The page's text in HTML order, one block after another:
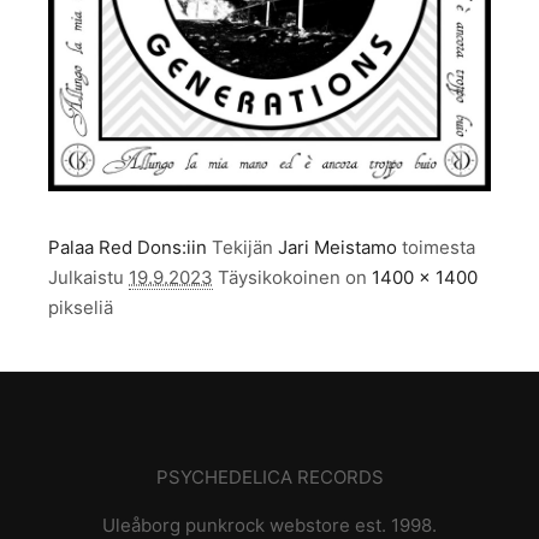
Palaa Red Dons:iin Tekijän Jari Meistamo toimesta
Julkaistu 19.9.2023 Täysikokoinen on 1400 × 1400
pikseliä
PSYCHEDELICA RECORDS
Uleåborg punkrock webstore est. 1998.